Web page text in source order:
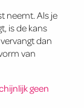
neemt. Als je
is de kans
dan
van
geen